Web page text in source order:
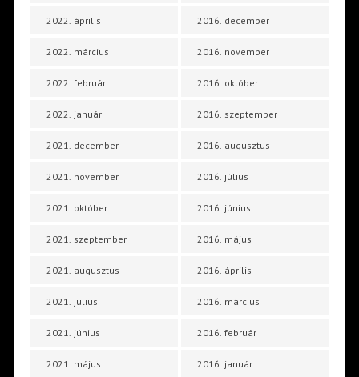
2022. április
2022. március
2022. február
2022. január
2021. december
2021. november
2021. október
2021. szeptember
2021. augusztus
2021. július
2021. június
2021. május
2016. december
2016. november
2016. október
2016. szeptember
2016. augusztus
2016. július
2016. június
2016. május
2016. április
2016. március
2016. február
2016. január